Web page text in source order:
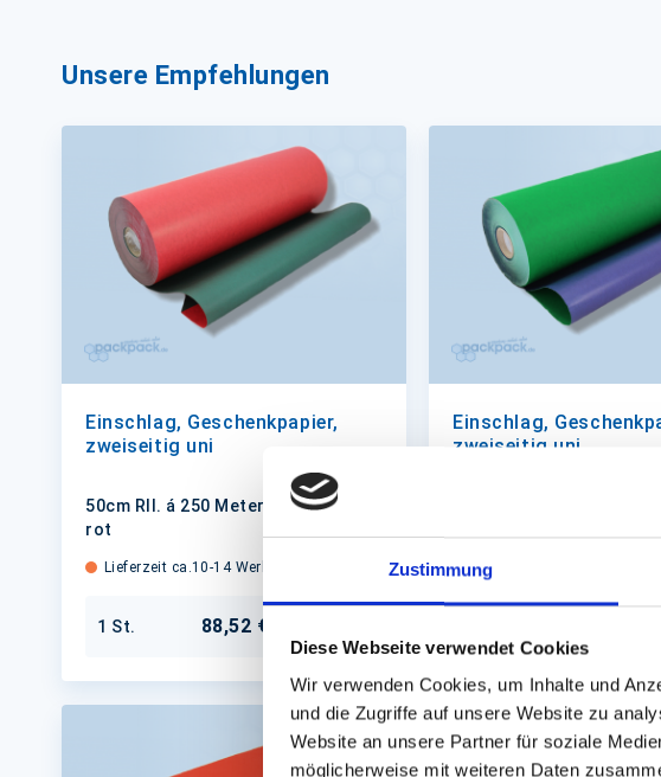
Zustimmung
Diese Webseite verwendet Cookies
Wir verwenden Cookies, um Inhalte und
und die Zugriffe auf unsere Website zu
Website an unsere Partner für soziale
möglicherweise mit weiteren Daten
Unsere Empfehlungen
Einschlag, Geschenkpapier,
zweiseitig uni
50cm Rll. á 250 Meter dunkelgrün /
rot
Lieferzeit ca.10-14 Werktage
1 St. 88,52 €
Einschlag,
zweiseitig uni
Lieferzeit ca.10-14 Werktage